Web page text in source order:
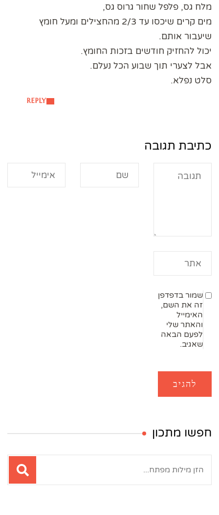
REPLY
מלח גס, פלפל שחור גרוס גס,
מים קרים שיכסו עד 2/3 מהחצילים ומעל חומץ
שיעבור אותם.
יכול להחזיק חודשים בזכות החומץ.
אבל לצערי תוך שבוע הכל נעלם.
סלט נפלא.
כתיבת תגובה
שמור בדפדפן
זה את השם,
האימייל
והאתר שלי
לפעם הבאה
שאגיב.
חפשו מתכון